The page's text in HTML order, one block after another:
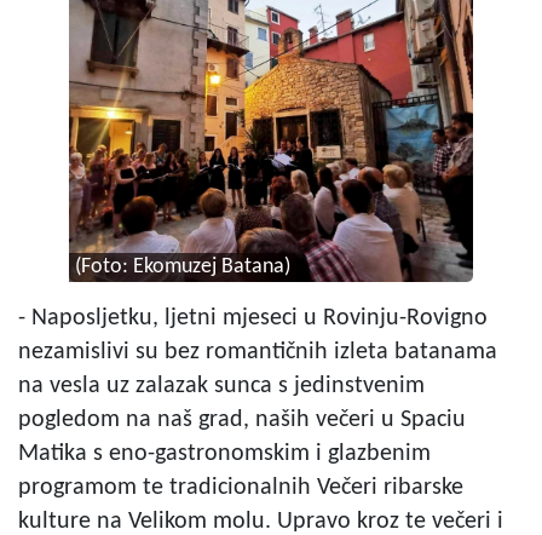
(Foto: Ekomuzej Batana)
- Naposljetku, ljetni mjeseci u Rovinju-Rovigno
nezamislivi su bez romantičnih izleta batanama
na vesla uz zalazak sunca s jedinstvenim
pogledom na naš grad, naših večeri u Spaciu
Matika s eno-gastronomskim i glazbenim
programom te tradicionalnih Večeri ribarske
kulture na Velikom molu. Upravo kroz te večeri i